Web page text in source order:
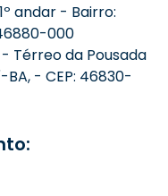
andar - Bairro:
000
Térreo da Pousada
- CEP: 46830-